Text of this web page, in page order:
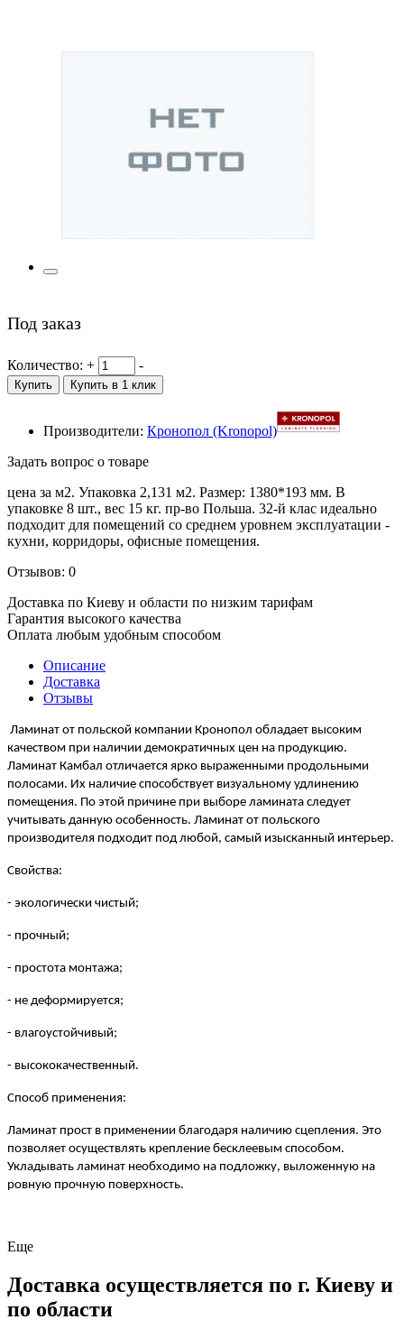
Под заказ
Количество: + -
Купить Купить в 1 клик
Производители: Кронопол (Kronopol)
Задать вопрос о товаре
цена за м2. Упаковка 2,131 м2. Размер: 1380*193 мм. В
упаковке 8 шт., вес 15 кг. пр-во Польша. 32-й клас идеально
подходит для помещений со среднем уровнем эксплуатации -
кухни, корридоры, офисные помещения.
Отзывов: 0
Доставка по Киеву и области по низким тарифам
Гарантия высокого качества
Оплата любым удобным способом
Описание
Доставка
Отзывы
Ламинат от польской компании Кронопол обладает высоким
качеством при наличии демократичных цен на продукцию.
Ламинат Камбал отличается ярко выраженными продольными
полосами. Их наличие способствует визуальному удлинению
помещения. По этой причине при выборе ламината следует
учитывать данную особенность. Ламинат от польского
производителя подходит под любой, самый изысканный интерьер.
Свойства:
- экологически чистый;
- прочный;
- простота монтажа;
- не деформируется;
- влагоустойчивый;
- высококачественный.
Способ применения:
Ламинат прост в применении благодаря наличию сцепления. Это
позволяет осуществлять крепление бесклеевым способом.
Укладывать ламинат необходимо на подложку, выложенную на
ровную прочную поверхность.
Еще
Доставка осуществляется по г. Киеву и
по области